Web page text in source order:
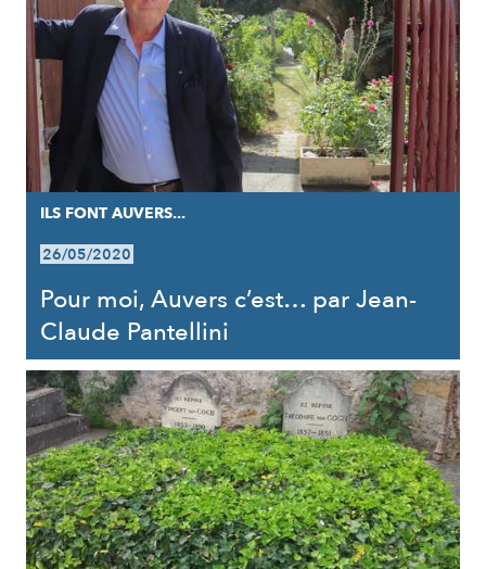
ILS FONT AUVERS...
26/05/2020
Pour moi, Auvers c’est… par Jean-
Claude Pantellini